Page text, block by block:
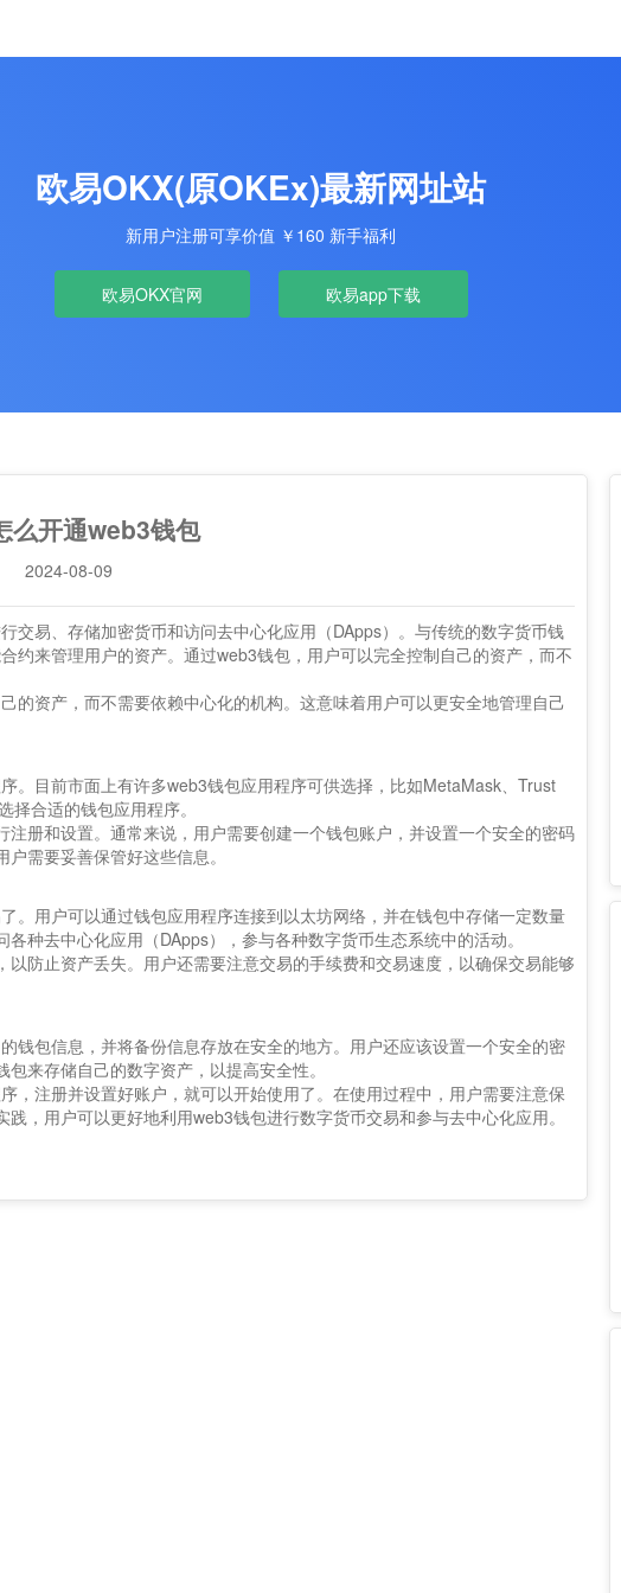
欧易OKX(原OKEx)最新网址站
新用户注册可享价值 ￥160 新手福利
欧易OKX官网 欧易app下载
么开通web3钱包
2024-08-09
交易、存储加密货币和访问去中心化应用（DApps）。与传统的数字货币钱
约来管理用户的资产。通过web3钱包，用户可以完全控制自己的资产，而不
的资产，而不需要依赖中心化的机构。这意味着用户可以更安全地管理自己
。目前市面上有许多web3钱包应用程序可供选择，比如MetaMask、Trust
合适的钱包应用程序。
册和设置。通常来说，用户需要创建一个钱包账户，并设置一个安全的密码
需要妥善保管好这些信息。
。用户可以通过钱包应用程序连接到以太坊网络，并在钱包中存储一定数量
种去中心化应用（DApps），参与各种数字货币生态系统中的活动。
防止资产丢失。用户还需要注意交易的手续费和交易速度，以确保交易能够
钱包信息，并将备份信息存放在安全的地方。用户还应该设置一个安全的密
来存储自己的数字资产，以提高安全性。
，注册并设置好账户，就可以开始使用了。在使用过程中，用户需要注意保
，用户可以更好地利用web3钱包进行数字货币交易和参与去中心化应用。